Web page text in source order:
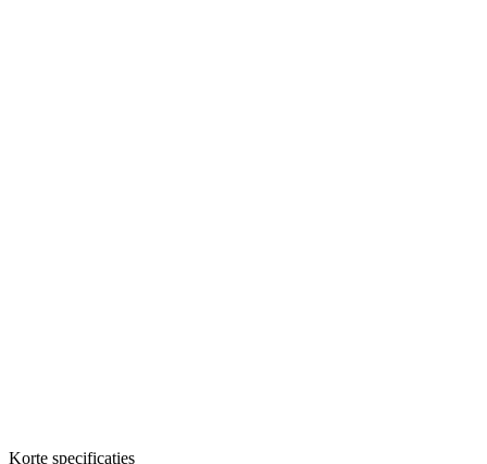
Korte specificaties